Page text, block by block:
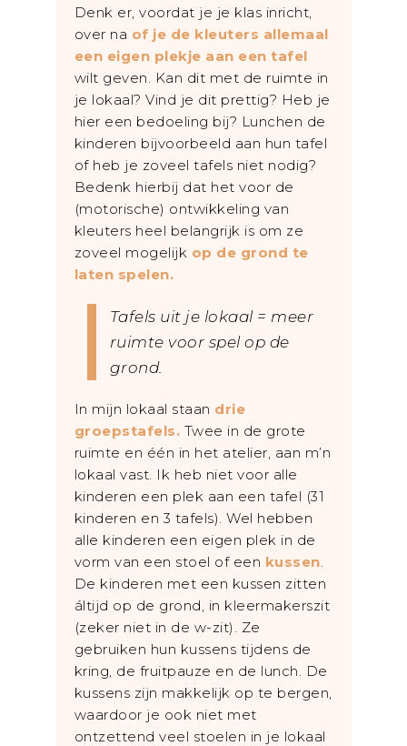
Denk er, voordat je je klas inricht,
over na of je de kleuters allemaal
een eigen plekje aan een tafel
wilt geven. Kan dit met de ruimte in
je lokaal? Vind je dit prettig? Heb je
hier een bedoeling bij? Lunchen de
kinderen bijvoorbeeld aan hun tafel
of heb je zoveel tafels niet nodig?
Bedenk hierbij dat het voor de
(motorische) ontwikkeling van
kleuters heel belangrijk is om ze
zoveel mogelijk op de grond te
laten spelen.
Tafels uit je lokaal = meer
ruimte voor spel op de
grond.
In mijn lokaal staan drie
groepstafels. Twee in de grote
ruimte en één in het atelier, aan m’n
lokaal vast. Ik heb niet voor alle
kinderen een plek aan een tafel (31
kinderen en 3 tafels). Wel hebben
alle kinderen een eigen plek in de
vorm van een stoel of een kussen
De kinderen met een kussen zitten
áltijd op de grond, in kleermakerszit
(zeker niet in de w-zit). Ze
gebruiken hun kussens tijdens de
kring, de fruitpauze en de lunch. De
kussens zijn makkelijk op te bergen,
waardoor je ook niet met
ontzettend veel stoelen in je lokaal